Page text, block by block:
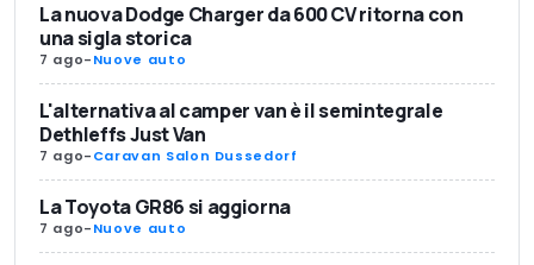
La nuova Dodge Charger da 600 CV ritorna con
una sigla storica
7 ago-Nuove auto
L'alternativa al camper van è il semintegrale
Dethleffs Just Van
7 ago-Caravan Salon Dussedorf
La Toyota GR86 si aggiorna
7 ago-Nuove auto